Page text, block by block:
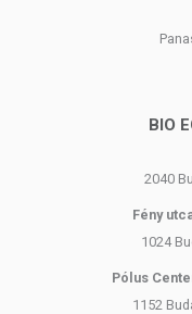
BIO
2040
Fény
1024
Pólus
1152